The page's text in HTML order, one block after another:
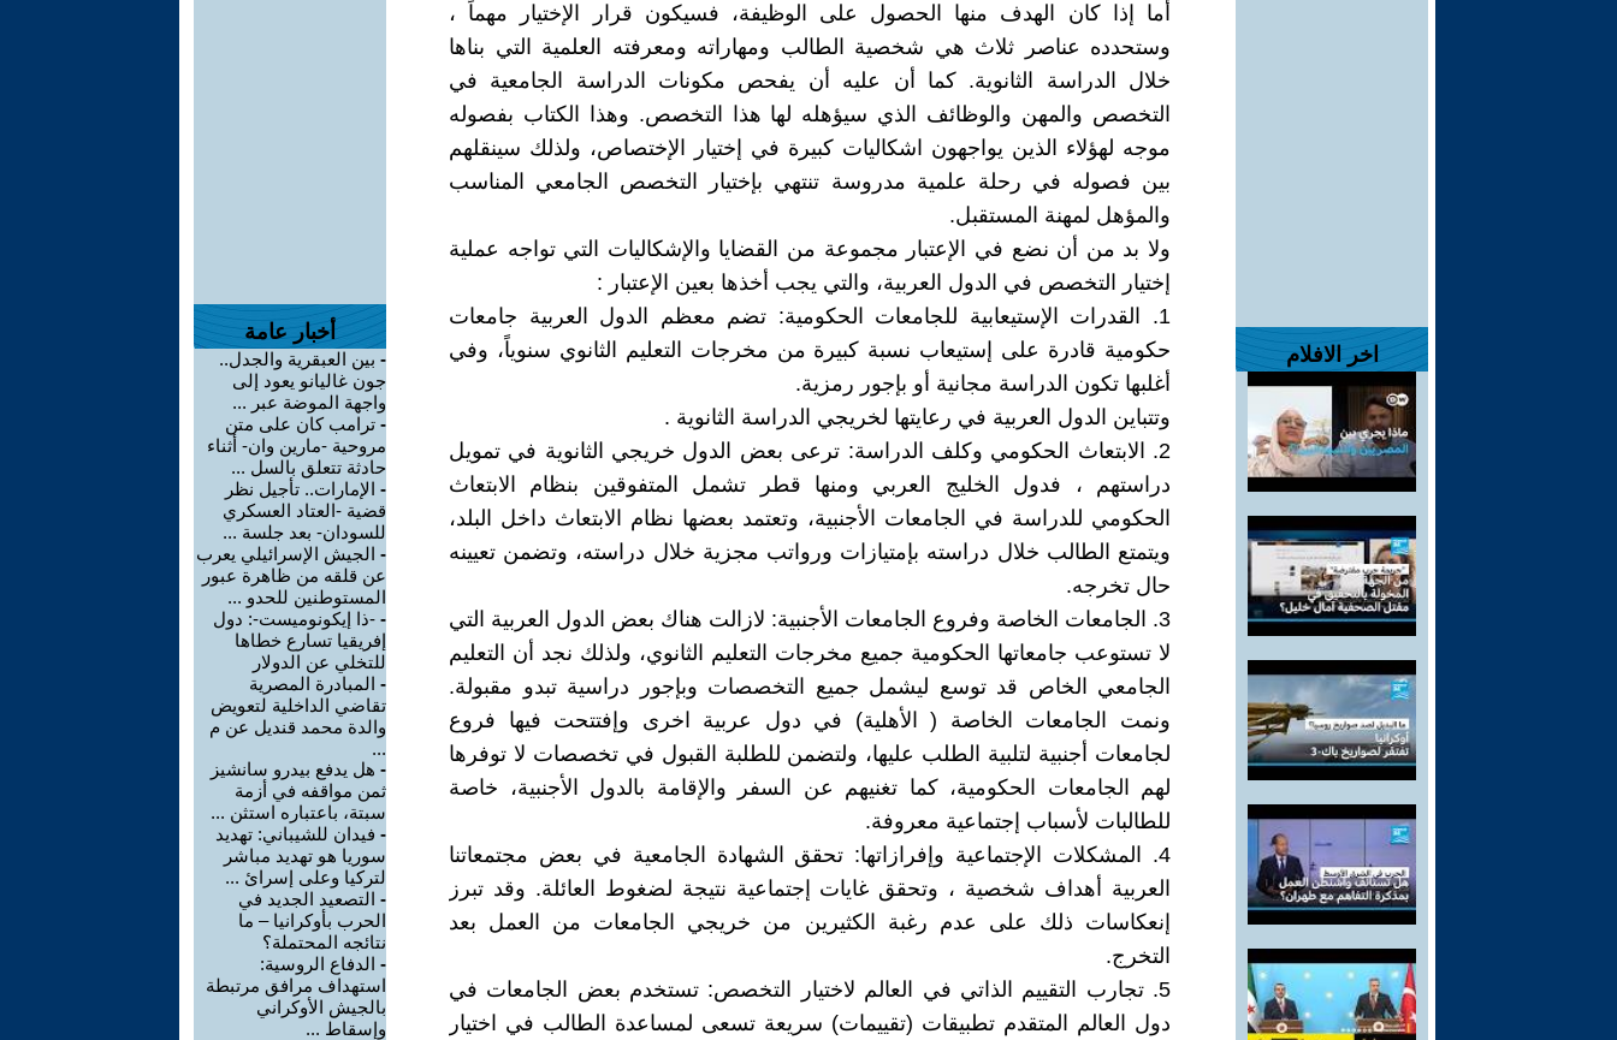
اخر الافلام
أما إذا كان الهدف منها الحصول على الوظيفة، فسيكون قرار الإختيار مهماً ،
وستحدده عناصر ثلاث هي شخصية الطالب ومهاراته ومعرفته العلمية التي بناها
خلال الدراسة الثانوية. كما أن عليه أن يفحص مكونات الدراسة الجامعية في
التخصص والمهن والوظائف الذي سيؤهله لها هذا التخصص. وهذا الكتاب بفصوله
موجه لهؤلاء الذين يواجهون اشكاليات كبيرة في إختيار الإختصاص، ولذلك سينقلهم
بين فصوله في رحلة علمية مدروسة تنتهي بإختيار التخصص الجامعي المناسب
والمؤهل لمهنة المستقبل.
ولا بد من أن نضع في الإعتبار مجموعة من القضايا والإشكاليات التي تواجه عملية
إختيار التخصص في الدول العربية، والتي يجب أخذها بعين الإعتبار :
1. القدرات الإستيعابية للجامعات الحكومية: تضم معظم الدول العربية جامعات
حكومية قادرة على إستيعاب نسبة كبيرة من مخرجات التعليم الثانوي سنوياً، وفي
أغلبها تكون الدراسة مجانية أو بإجور رمزية.
وتتباين الدول العربية في رعايتها لخريجي الدراسة الثانوية .
2. الابتعاث الحكومي وكلف الدراسة: ترعى بعض الدول خريجي الثانوية في تمويل
دراستهم ، فدول الخليج العربي ومنها قطر تشمل المتفوقين بنظام الابتعاث
الحكومي للدراسة في الجامعات الأجنبية، وتعتمد بعضها نظام الابتعاث داخل البلد،
ويتمتع الطالب خلال دراسته بإمتيازات ورواتب مجزية خلال دراسته، وتضمن تعيينه
حال تخرجه.
3. الجامعات الخاصة وفروع الجامعات الأجنبية: لازالت هناك بعض الدول العربية التي
لا تستوعب جامعاتها الحكومية جميع مخرجات التعليم الثانوي، ولذلك نجد أن التعليم
الجامعي الخاص قد توسع ليشمل جميع التخصصات وبإجور دراسية تبدو مقبولة.
ونمت الجامعات الخاصة ( الأهلية) في دول عربية اخرى وإفتتحت فيها فروع
لجامعات أجنبية لتلبية الطلب عليها، ولتضمن للطلبة القبول في تخصصات لا توفرها
لهم الجامعات الحكومية، كما تغنيهم عن السفر والإقامة بالدول الأجنبية، خاصة
للطالبات لأسباب إجتماعية معروفة.
4. المشكلات الإجتماعية وإفرازاتها: تحقق الشهادة الجامعية في بعض مجتمعاتنا
العربية أهداف شخصية ، وتحقق غايات إجتماعية نتيجة لضغوط العائلة. وقد تبرز
إنعكاسات ذلك على عدم رغبة الكثيرين من خريجي الجامعات من العمل بعد
التخرج.
5. تجارب التقييم الذاتي في العالم لاختيار التخصص: تستخدم بعض الجامعات في
دول العالم المتقدم تطبيقات (تقييمات) سريعة تسعى لمساعدة الطالب في اختيار
أخبار عامة
- بين العبقرية والجدل..
جون غاليانو يعود إلى
واجهة الموضة عبر ...
- ترامب كان على متن
مروحية -مارين وان- أثناء
حادثة تتعلق بالسل ...
- الإمارات.. تأجيل نظر
قضية -العتاد العسكري
للسودان- بعد جلسة ...
- الجيش الإسرائيلي يعرب
عن قلقه من ظاهرة عبور
المستوطنين للحدو ...
- -ذا إيكونوميست-: دول
إفريقيا تسارع خطاها
للتخلي عن الدولار
- المبادرة المصرية
تقاضي الداخلية لتعويض
والدة محمد قنديل عن م
...
- هل يدفع بيدرو سانشيز
ثمن مواقفه في أزمة
سبتة، باعتباره استثن ...
- فيدان للشيباني: تهديد
سوريا هو تهديد مباشر
لتركيا وعلى إسرائ ...
- التصعيد الجديد في
الحرب بأوكرانيا – ما
نتائجه المحتملة؟
- الدفاع الروسية:
استهداف مرافق مرتبطة
بالجيش الأوكراني
وإسقاط ...